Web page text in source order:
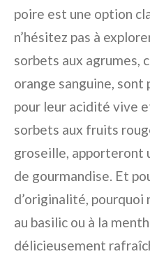
poire est une option
n’hésitez pas à
sorbets aux agrumes,
orange sanguine,
pour leur acidité vive
sorbets aux fruits
groseille, apporteront
de gourmandise. Et
d’originalité, pourquoi
au basilic ou à la
délicieusement